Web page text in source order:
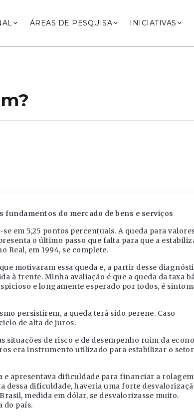
ÁREAS DE PESQUISA INICIATIVAS
fundamentos do mercado de bens e serviços
em 5,25 pontos percentuais. A queda para
o último passo que falta para que a
Real, em 1994, se complete.
motivaram essa queda e, a partir desse
à frente. Minha avaliação é que a queda da taxa
e longamente esperado por todos, é
persistirem, a queda terá sido perene. Caso
de alta de juros.
situações de risco e de desempenho ruim da
era instrumento utilizado para estabilizar o setor
apresentava dificuldade para financiar a rolagem
dessa dificuldade, haveria uma forte
medida em dólar, se desvalorizasse muito.
do país.